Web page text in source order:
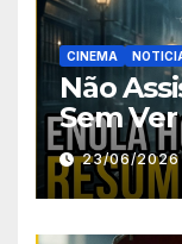
CINEMA
Não
Sem
23/06/